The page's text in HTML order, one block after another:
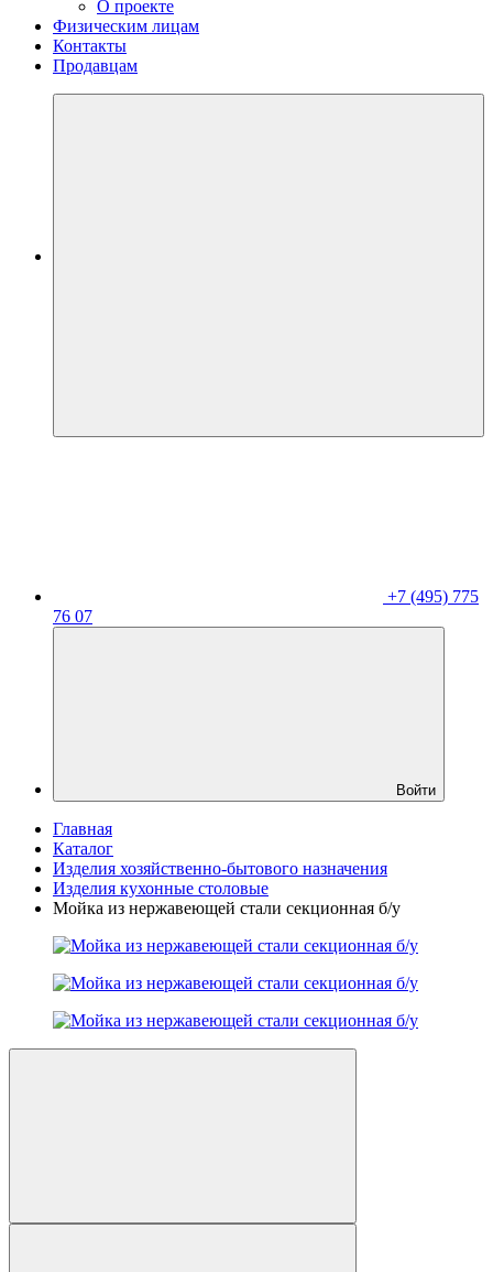
О проекте
Физическим лицам
Контакты
Продавцам
+7 (495) 775
76 07
Войти
Главная
Каталог
Изделия хозяйственно-бытового назначения
Изделия кухонные столовые
Мойка из нержавеющей стали секционная б/у